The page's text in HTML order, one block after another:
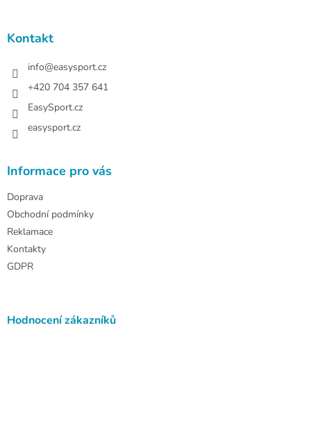
Kontakt
info@easysport.cz
+420 704 357 641
EasySport.cz
easysport.cz
Informace pro vás
Doprava
Obchodní podmínky
Reklamace
Kontakty
GDPR
Hodnocení zákazníků